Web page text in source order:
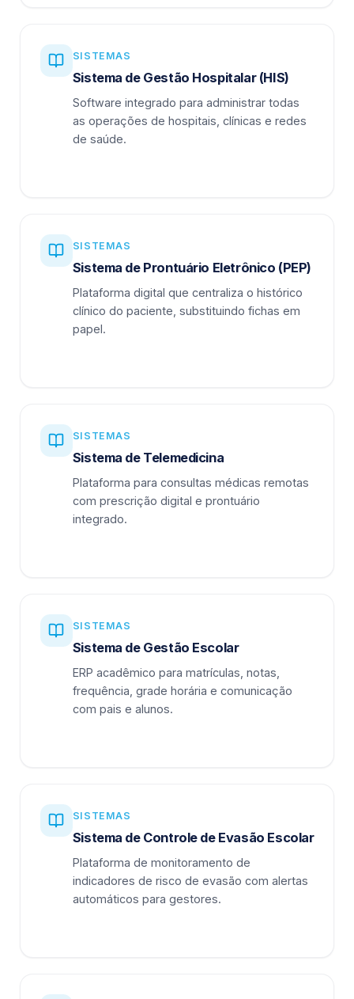
SISTEMAS
Sistema de Gestão Hospitalar (HIS)
Software integrado para administrar todas
as operações de hospitais, clínicas e redes
de saúde.
SISTEMAS
Sistema de Prontuário Eletrônico (PEP)
Plataforma digital que centraliza o histórico
clínico do paciente, substituindo fichas em
papel.
SISTEMAS
Sistema de Telemedicina
Plataforma para consultas médicas remotas
com prescrição digital e prontuário
integrado.
SISTEMAS
Sistema de Gestão Escolar
ERP acadêmico para matrículas, notas,
frequência, grade horária e comunicação
com pais e alunos.
SISTEMAS
Sistema de Controle de Evasão Escolar
Plataforma de monitoramento de
indicadores de risco de evasão com alertas
automáticos para gestores.